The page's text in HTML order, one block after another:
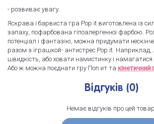
- розвиває увагу.
Яскрава і барвиста гра Pop it виготовлена із
запаху, пофарбована гіпоалергенної фарбою.
потенціал і фантазію, можна придумати
разом з іграшкой- антистрес Pop it. Наприклад,
швидкість, або ховати намистинку і намагатися
Або ж можна поєднати гру Поп ит та кінетичний
Відгуків (0)
Немає відгуків про цей